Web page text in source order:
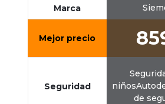
Marca
Mejor precio
Seguridad
de